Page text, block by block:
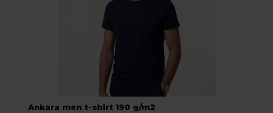
Ankara men t-shirt 190 g/m2